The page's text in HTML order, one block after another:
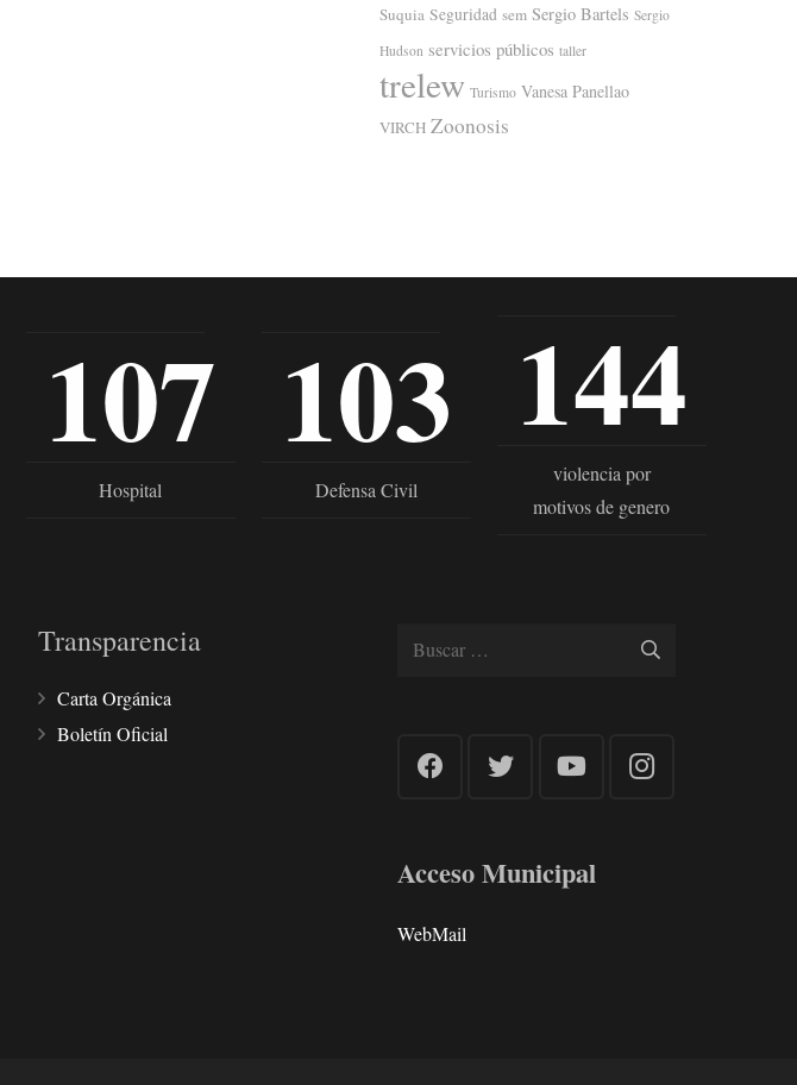
Suquia Seguridad sem Sergio Bartels Sergio
Hudson servicios públicos taller
trelew Turismo Vanesa Panellao
VIRCH Zoonosis
107
Hospital
103
Defensa Civil
144
violencia por
motivos de genero
Transparencia
Carta Orgánica
Boletín Oficial
Buscar:
Acceso Municipal
WebMail